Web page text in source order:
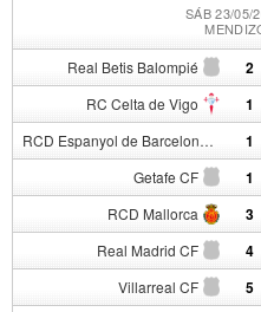
SÁB 23/05/
Real Betis Balompié 2
RC Celta de Vigo 1
RCD Espanyol de Barcelona 1
Getafe CF 1
RCD Mallorca 3
Real Madrid CF 4
Villarreal CF 5